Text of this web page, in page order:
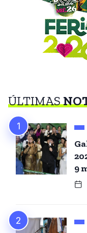
ÚLTIMAS
9